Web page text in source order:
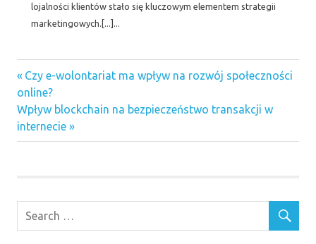
lojalności klientów stało się kluczowym elementem strategii
marketingowych.[...]...
Nawigacja
wpisu
Previous
Post:
Czy e-wolontariat ma wpływ na rozwój społeczności
online?
Next
Post:
Wpływ blockchain na bezpieczeństwo transakcji w
internecie